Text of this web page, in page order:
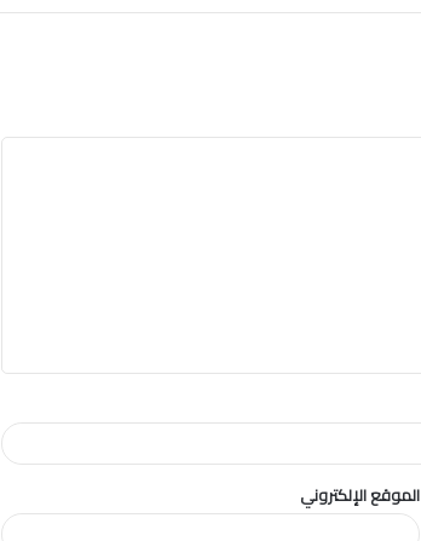
الموقع الإلكتروني